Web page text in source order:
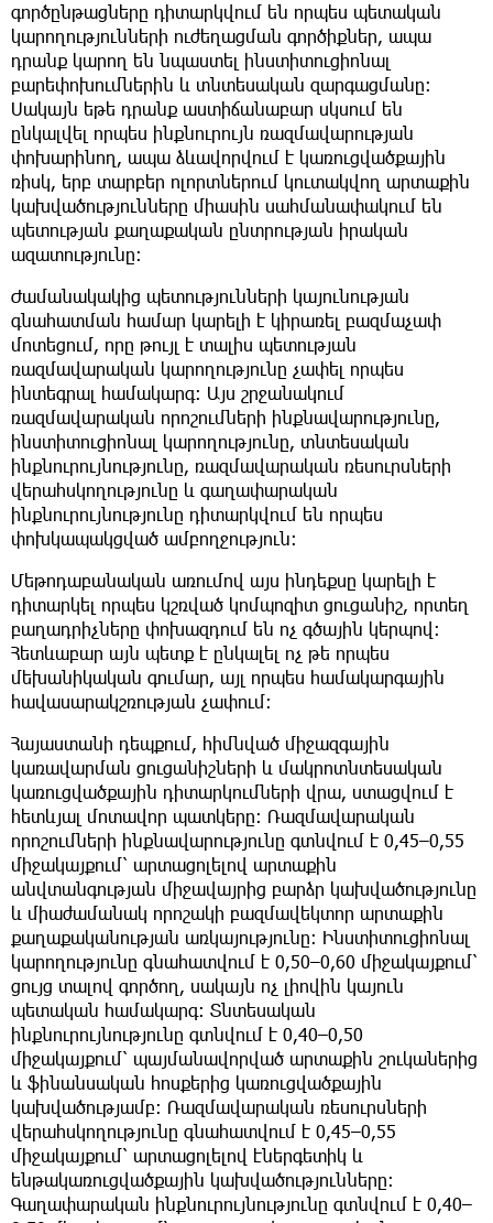
գործընթացները դիտարկվում են որպես պետական
կարողությունների ուժեղացման գործիքներ, ապա
դրանք կարող են նպաստել ինստիտուցիոնալ
բարեփոխումներին և տնտեսական զարգացմանը։
Սակայն եթե դրանք աստիճանաբար սկսում են
ընկալվել որպես ինքնուրույն ռազմավարության
փոխարինող, ապա ձևավորվում է կառուցվածքային
ռիսկ, երբ տարբեր ոլորտներում կուտակվող արտաքին
կախվածությունները միասին սահմանափակում են
պետության քաղաքական ընտրության իրական
ազատությունը։
Ժամանակակից պետությունների կայունության
գնահատման համար կարելի է կիրառել բազմաչափ
մոտեցում, որը թույլ է տալիս պետության
ռազմավարական կարողությունը չափել որպես
ինտեգրալ համակարգ։ Այս շրջանակում
ռազմավարական որոշումների ինքնավարությունը,
ինստիտուցիոնալ կարողությունը, տնտեսական
ինքնուրույնությունը, ռազմավարական ռեսուրսների
վերահսկողությունը և գաղափարական
ինքնուրույնությունը դիտարկվում են որպես
փոխկապակցված ամբողջություն։
Մեթոդաբանական առումով այս ինդեքսը կարելի է
դիտարկել որպես կշռված կոմպոզիտ ցուցանիշ, որտեղ
բաղադրիչները փոխազդում են ոչ գծային կերպով։
Հետևաբար այն պետք է ընկալել ոչ թե որպես
մեխանիկական գումար, այլ որպես համակարգային
հավասարակշռության չափում։
Հայաստանի դեպքում, հիմնված միջազգային
կառավարման ցուցանիշների և մակրոտնտեսական
կառուցվածքային դիտարկումների վրա, ստացվում է
հետևյալ մոտավոր պատկերը։ Ռազմավարական
որոշումների ինքնավարությունը գտնվում է 0,45–0,55
միջակայքում՝ արտացոլելով արտաքին
անվտանգության միջավայրից բարձր կախվածությունը
և միաժամանակ որոշակի բազմավեկտոր արտաքին
քաղաքականության առկայությունը։ Ինստիտուցիոնալ
կարողությունը գնահատվում է 0,50–0,60 միջակայքում՝
ցույց տալով գործող, սակայն ոչ լիովին կայուն
պետական համակարգ։ Տնտեսական
ինքնուրույնությունը գտնվում է 0,40–0,50
միջակայքում՝ պայմանավորված արտաքին շուկաներից
և ֆինանսական հոսքերից կառուցվածքային
կախվածությամբ։ Ռազմավարական ռեսուրսների
վերահսկողությունը գնահատվում է 0,45–0,55
միջակայքում՝ արտացոլելով էներգետիկ և
ենթակառուցվածքային կախվածությունները։
Գաղափարական ինքնուրույնությունը գտնվում է 0,40–